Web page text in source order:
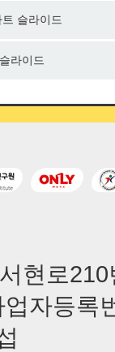
슬라이드
라이드
현로
자등록